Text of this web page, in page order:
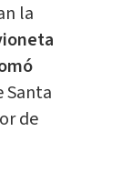
la
Santa
de